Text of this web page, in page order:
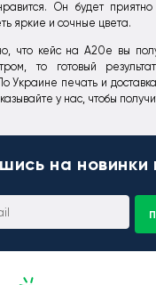
Он будет
яркие и сочные цвета.
что кейс на А20е вы
то готовый
Украине печать и
у нас, чтобы
на новинки